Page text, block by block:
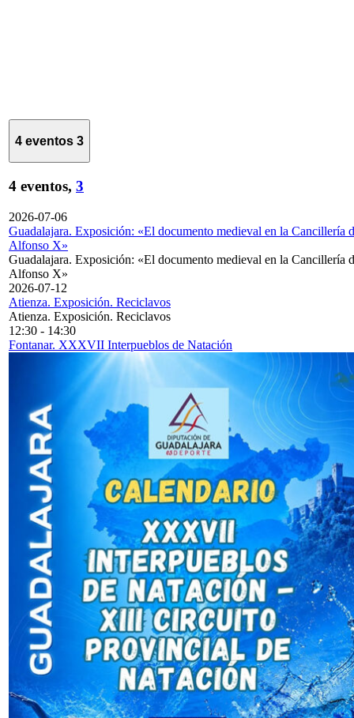
4 eventos 3
4 eventos, 3
2026-07-06
Guadalajara. Exposición: «El documento medieval en la Cancillería
Alfonso X»
Guadalajara. Exposición: «El documento medieval en la Cancillería
Alfonso X»
2026-07-12
Atienza. Exposición. Reciclavos
Atienza. Exposición. Reciclavos
12:30 - 14:30
Fontanar. XXXVII Interpueblos de Natación